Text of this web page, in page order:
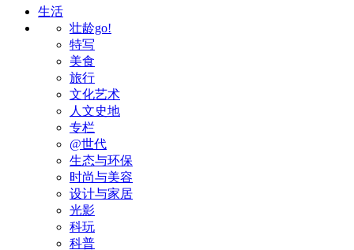
生活
壮龄go!
特写
美食
旅行
文化艺术
人文史地
专栏
@世代
生态与环保
时尚与美容
设计与家居
光影
科玩
科普